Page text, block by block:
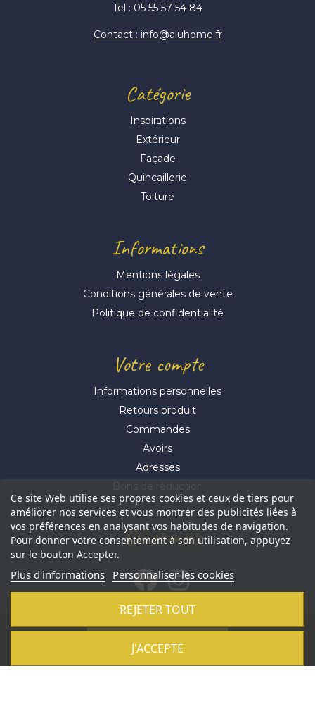
Tel : 05 55 57 54 84
Contact : info@aluhome.fr
Votre compte
Informations personnelles
Retours produit
Commandes
Avoirs
Adresses
Catégorie
Inspirations
Extérieur
Façade
Quincaillerie
Toiture
Informations
Mentions légales
Conditions générales de vente
Politique de confidentialité
Suivez-nous
Ce site Web utilise ses propres cookies et ceux de tiers pour
améliorer nos services et vous montrer des publicités liées à
vos préférences en analysant vos habitudes de navigation.
Pour donner votre consentement à son utilisation, appuyez
sur le bouton Accepter.
Plus d'informations Personnaliser les cookies
REJETER TOUT
J'ACCEPTE
cookies